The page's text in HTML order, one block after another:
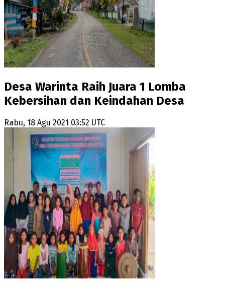
Desa Warinta Raih Juara 1 Lomba
Kebersihan dan Keindahan Desa
Rabu, 18 Agu 2021 03:52 UTC